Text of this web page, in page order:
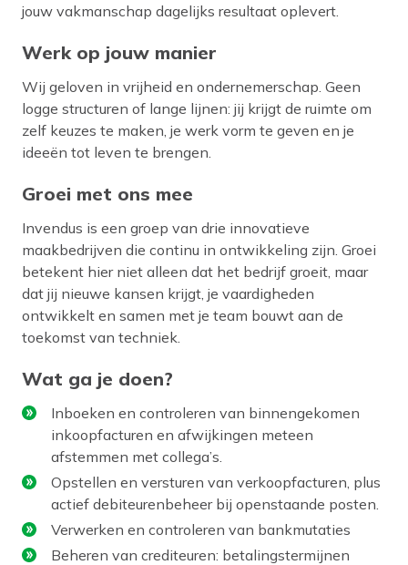
jouw vakmanschap dagelijks resultaat oplevert.
Werk op jouw manier
Wij geloven in vrijheid en ondernemerschap. Geen
logge structuren of lange lijnen: jij krijgt de ruimte om
zelf keuzes te maken, je werk vorm te geven en je
ideeën tot leven te brengen.
Groei met ons mee
Invendus is een groep van drie innovatieve
maakbedrijven die continu in ontwikkeling zijn. Groei
betekent hier niet alleen dat het bedrijf groeit, maar
dat jij nieuwe kansen krijgt, je vaardigheden
ontwikkelt en samen met je team bouwt aan de
toekomst van techniek.
Wat ga je doen?
Inboeken en controleren van binnengekomen
inkoopfacturen en afwijkingen meteen
afstemmen met collega’s.
Opstellen en versturen van verkoopfacturen, plus
actief debiteurenbeheer bij openstaande posten.
Verwerken en controleren van bankmutaties
Beheren van crediteuren: betalingstermijnen